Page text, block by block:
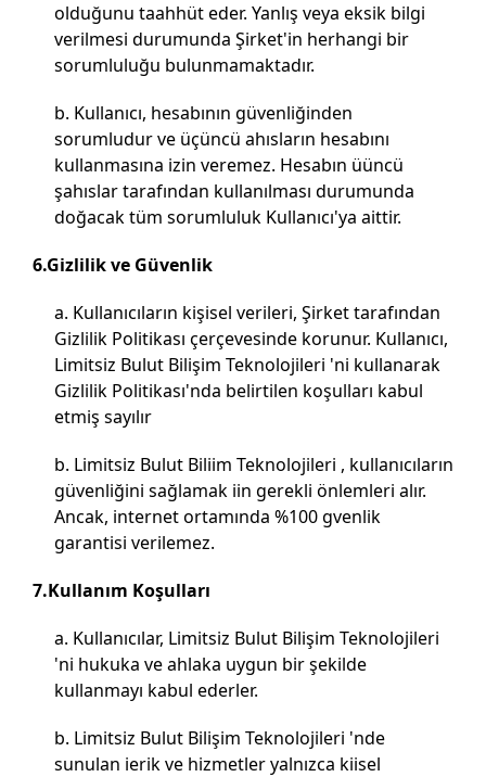
olduğunu taahhüt eder. Yanlış veya eksik bilgi
verilmesi durumunda Şirket'in herhangi bir
sorumluluğu bulunmamaktadır.
Kullanıcı, hesabının güvenliğinden
sorumludur ve üçüncü ahısların hesabını
kullanmasına izin veremez. Hesabın üüncü
şahıslar tarafından kullanılması durumunda
doğacak tüm sorumluluk Kullanıcı'ya aittir.
6.Gizlilik ve Güvenlik
Kullanıcıların kişisel verileri, Şirket tarafından
Gizlilik Politikası çerçevesinde korunur. Kullanıcı,
Limitsiz Bulut Bilişim Teknolojileri 'ni kullanarak
Gizlilik Politikası'nda belirtilen koşulları kabul
etmiş sayılır
Limitsiz Bulut Biliim Teknolojileri , kullanıcıların
güvenliğini sağlamak iin gerekli önlemleri alır.
Ancak, internet ortamında %100 gvenlik
garantisi verilemez.
7.Kullanım Koşulları
Kullanıcılar, Limitsiz Bulut Bilişim Teknolojileri
'ni hukuka ve ahlaka uygun bir şekilde
kullanmayı kabul ederler.
Limitsiz Bulut Bilişim Teknolojileri 'nde
sunulan ierik ve hizmetler yalnızca kiisel